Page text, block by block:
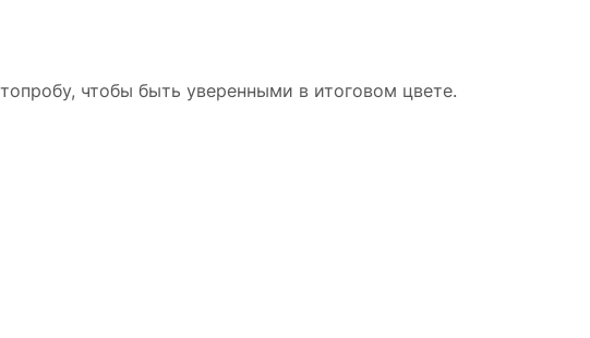
чтобы быть уверенными в итоговом цвете.